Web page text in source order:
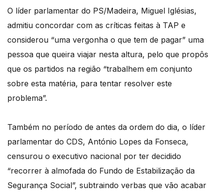
O líder parlamentar do PS/Madeira, Miguel Iglésias,
admitiu concordar com as críticas feitas à TAP e
considerou “uma vergonha o que tem de pagar” uma
pessoa que queira viajar nesta altura, pelo que propôs
que os partidos na região “trabalhem em conjunto
sobre esta matéria, para tentar resolver este
problema”.
Também no período de antes da ordem do dia, o líder
parlamentar do CDS, António Lopes da Fonseca,
censurou o executivo nacional por ter decidido
“recorrer à almofada do Fundo de Estabilização da
Segurança Social”, subtraindo verbas que vão acabar